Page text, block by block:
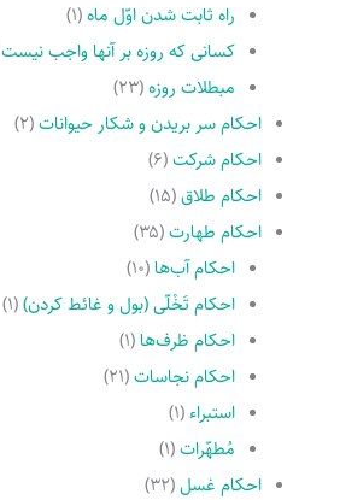
راه ثابت شدن اوّل ماه(۱)
کسانى که روزه بر آنها واجب نیست
مبطلات روزه(۲۳)
احکام سر بریدن و شکار حیوانات(۲)
احکام شرکت(۶)
احکام طلاق(۱۵)
احکام طهارت(۳۵)
احکام آب‌ها(۱۰)
احکام تَخْلّى (بول و غائط کردن)(۱)
احکام ظرف‌ها(۱)
احکام نجاسات(۲۱)
استبراء(۱)
مُطهّرات(۱)
احکام غسل(۳۲)